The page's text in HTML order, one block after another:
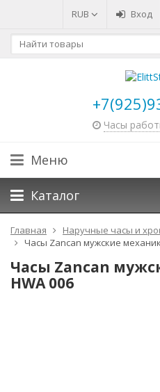
RUB Вход
Часы
Меню
Каталог
Главная
Наручные часы и
Часы Zancan мужские
Часы Zancan
HWA 006